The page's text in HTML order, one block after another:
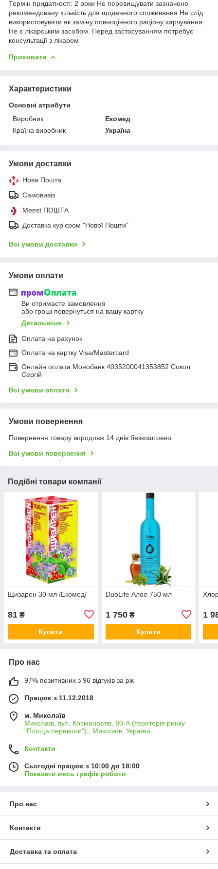
Термін придатності: 2 роки Не перевищувати зазначено
рекомендовану кількість для щоденного споживання Не слід
використовувати як заміну повноцінного раціону харчування.
Не є лікарським засобом. Перед застосуванням потребує
консультації з лікарем
Приховати
Характеристики
Основні атрибути
Виробник
Екомед
Країна виробник
Україна
Умови доставки
Нова Пошта
Самовивіз
Meest ПОШТА
Доставка кур'єром "Нової Пошти"
Всі умови доставки
Умови оплати
Ви отримаєте замовлення
або гроші повернуться на вашу картку
Детальніше
Оплата на рахунок
Оплата на картку Visa/Mastercard
Онлайн оплата Монобанк 4035200041353852 Сокол
Сергій
Всі умови оплати
Умови повернення
Повернення товару впродовж 14 днів безкоштовно
Всі умови повернення
Подібні товари компанії
Щизарен 30 мл /Екомед/
81 ₴
Купити
DuoLife Алое 750 мл
1 750₴
Купити
1
Про нас
97% позитивних з 96 відгуків за рік
Працює з 11.12.2018
м. Миколаїв
Миколаїв, вул. Космонавтів, 80-А (територія ринку
"Площа перемоги"),, Миколаїв, Україна
Контакти
Сьогодні працює з 10:00 до 18:00
Показати весь графік роботи
Про нас
Контакти
Доставка та оплата